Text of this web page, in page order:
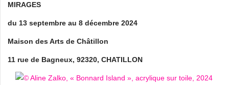
MIRAGES
du 13 septembre au 8 décembre 2024
Maison des Arts de Châtillon
11 rue de Bagneux, 92320, CHATILLON